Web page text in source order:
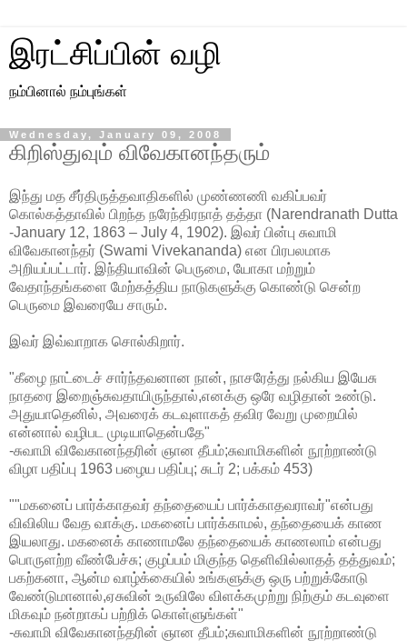
இரட்சிப்பின் வழி
நம்பினால் நம்புங்கள்
Wednesday, January 09, 2008
கிறிஸ்துவும் விவேகானந்தரும்
இந்து மத சீர்திருத்தவாதிகளில் முண்ணணி வகிப்பவர்
கொல்கத்தாவில் பிறந்த நரேந்திரநாத் தத்தா (Narendranath Dutta
-January 12, 1863 – July 4, 1902). இவர் பின்பு சுவாமி
விவேகானந்தர் (Swami Vivekananda) என பிரபலமாக
அறியப்பட்டார். இந்தியாவின் பெருமை, யோகா மற்றும்
வேதாந்தங்களை மேற்கத்திய நாடுகளுக்கு கொண்டு சென்ற
பெருமை இவரையே சாரும்.
இவர் இவ்வாறாக சொல்கிறார்.
"கீழை நாட்டைச் சார்ந்தவனான நான், நாசரேத்து நல்கிய இயேசு
நாதரை இறைஞ்சுவதாயிருந்தால்,எனக்கு ஒரே வழிதான் உண்டு.
அதுயாதெனில், அவரைக் கடவுளாகத் தவிர வேறு முறையில்
என்னால் வழிபட முடியாதென்பதே"
-சுவாமி விவேகானந்தரின் ஞான தீபம்;சுவாமிகளின் நூற்றாண்டு
விழா பதிப்பு 1963 பழைய பதிப்பு; சுடர் 2; பக்கம் 453)
""மகனைப் பார்க்காதவர் தந்தையைப் பார்க்காதவராவர்"என்பது
விவிலிய வேத வாக்கு. மகனைப் பார்க்காமல், தந்தையைக் காண
இயலாது. மகனைக் காணாமலே தந்தையைக் காணலாம் என்பது
பொருளற்ற வீண்பேச்சு; குழப்பம் மிகுந்த தெளிவில்லாதத் தத்துவம்;
பகற்கனா, ஆன்ம வாழ்க்கையில் உங்களுக்கு ஒரு பற்றுக்கோடு
வேண்டுமானால்,ஏசுவின் உருவிலே விளக்கமுற்று நிற்கும் கடவுளை
மிகவும் நன்றாகப் பற்றிக் கொள்ளுங்கள்"
-சுவாமி விவேகானந்தரின் ஞான தீபம்;சுவாமிகளின் நூற்றாண்டு